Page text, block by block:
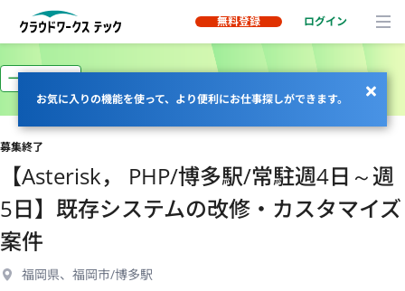
無料登録 ログイン
お気に入りの機能を使って、より便利にお仕事探しができます。
一部リモート
募集終了
【Asterisk， PHP/博多駅/常駐週4日～週
5日】既存システムの改修・カスタマイズ
案件
福岡県、福岡市/博多駅